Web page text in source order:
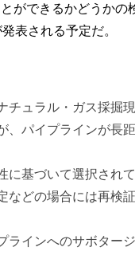
ができるかどうかの
表される予定だ。
チュラル・ガス採掘
、パイプラインが長
に基づいて選択され
などの場合には再検
ラインへのサボター